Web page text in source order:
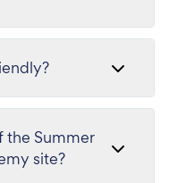
the Summer
site?